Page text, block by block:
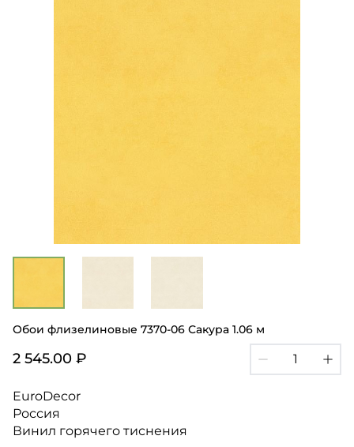
Обои флизелиновые 7370-06 Сакура 1.06 м
2 545.00 ₽
EuroDecor
Россия
Винил горячего тиснения